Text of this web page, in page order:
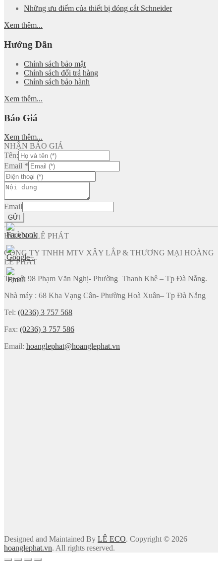
Những ưu điểm của thiết bị đóng cắt Schneider
Xem thêm...
Hướng Dẫn
Chính sách bảo mật
Chính sách đổi trả hàng
Chính sách bảo hành
Xem thêm...
Báo Giá
Xem thêm...
NHẬN BÁO GIÁ
Tên:
Email *
Email
GỬI
HOÀNG LÊ PHÁT
CÔNG TY TNHH MTV XÂY LẮP & THƯƠNG MẠI HOÀNG
LÊ PHÁT
Trụ sở: 98 Phạm Văn Nghị- Phường Thanh Khê – Tp Đà Nẵng.
Nhà máy : 68 Kha Vạng Cân- Phường Hoà Xuân– Tp Đà Nẵng
Tel: (0236) 3 757 568
Fax: (0236) 3 757 586
Email: hoanglephat@hoanglephat.vn
Designed and Maintained By LÊ ECO. Copyright © 2026
hoanglephat.vn. All rights reserved.